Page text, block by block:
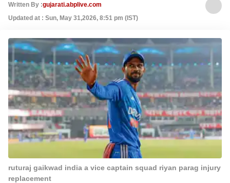
Written By :gujarati.abplive.com
Updated at : Sun, May 31,2026, 8:51 pm (IST)
ruturaj gaikwad india a vice captain squad riyan parag injury
replacement